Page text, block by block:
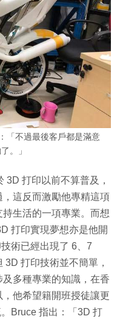
「不過最後客戶都是滿意
。」
3D 打印以前不算普及，
這反而激勵他專精這項
生活的一項專業。而想
打印實現夢想亦是他開
術已經出現了 6、7
打印技術並不簡單，
多種專業的知識，在香
他希望籍開班授徒讓更
Bruce 指出：「3D 打